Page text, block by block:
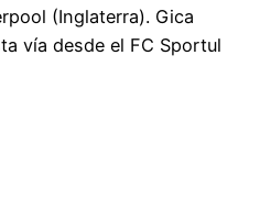
(Inglaterra). Gica
vía desde el FC Sportul